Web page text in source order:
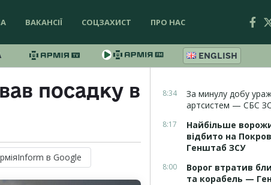
ВАКАНСІЇ СОЦЗАХИСТ ПРО НАС
ENGLISH
посадку в
в Google
8:34
За минулу добу
артсистем — СБС
8:17
Найбільше
відбито на
Генштаб ЗСУ
8:00
Ворог втратив
та корабель —